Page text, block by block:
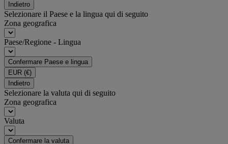
Indietro
Selezionare il Paese e la lingua qui di seguito
Zona geografica
Paese/Regione - Lingua
Confermare Paese e lingua
EUR (€)
Indietro
Selezionare la valuta qui di seguito
Zona geografica
Valuta
Confermare la valuta